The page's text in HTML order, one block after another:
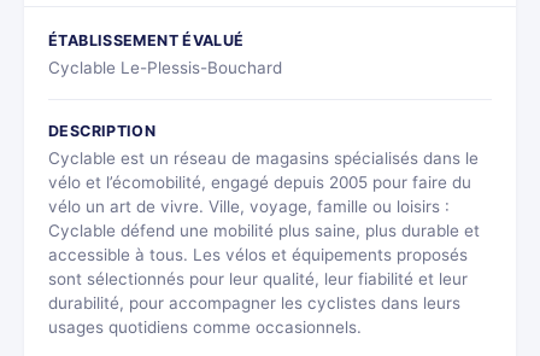
ÉTABLISSEMENT ÉVALUÉ
Cyclable Le-Plessis-Bouchard
DESCRIPTION
Cyclable est un réseau de magasins spécialisés dans le
vélo et l’écomobilité, engagé depuis 2005 pour faire du
vélo un art de vivre. Ville, voyage, famille ou loisirs :
Cyclable défend une mobilité plus saine, plus durable et
accessible à tous. Les vélos et équipements proposés
sont sélectionnés pour leur qualité, leur fiabilité et leur
durabilité, pour accompagner les cyclistes dans leurs
usages quotidiens comme occasionnels.